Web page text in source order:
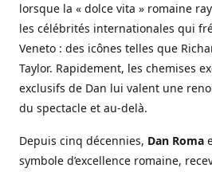
lorsque la « dolce vita » romaine
les célébrités internationales qui
Veneto : des icônes telles que
Taylor. Rapidement, les chemises
exclusifs de Dan lui valent une
du spectacle et au-delà.
Depuis cinq décennies, Dan Roma
symbole d’excellence romaine,